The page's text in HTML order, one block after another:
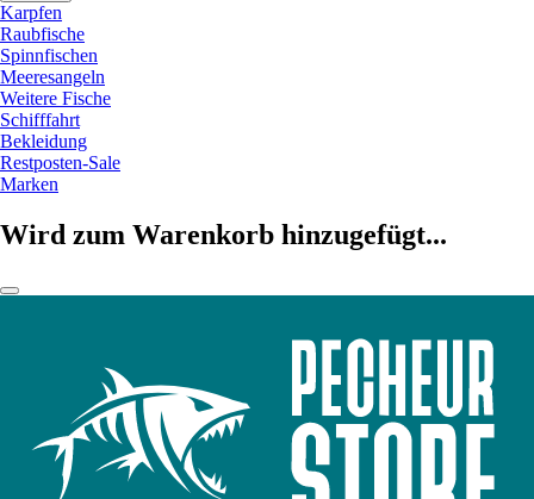
Karpfen
Raubfische
Spinnfischen
Meeresangeln
Weitere Fische
Schifffahrt
Bekleidung
Restposten-Sale
Marken
Wird zum Warenkorb hinzugefügt...